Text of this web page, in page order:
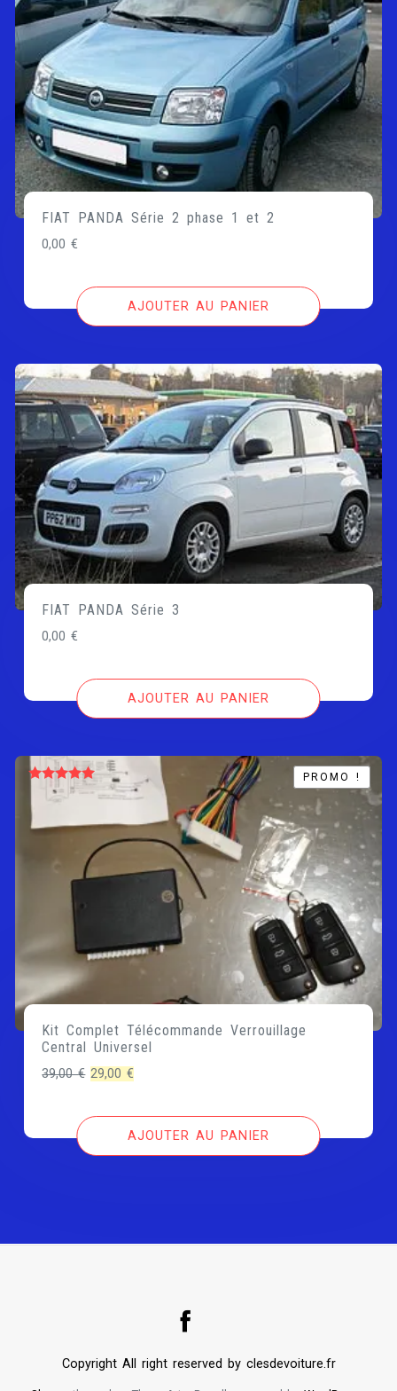
FIAT PANDA Série 2 phase 1 et 2
0,00€
AJOUTER AU PANIER
FIAT PANDA Série 3
0,00€
AJOUTER AU PANIER
Note 5.00
PROMO !
PROMO !
Kit Complet Télécommande Verrouillage
Central Universel
39,00€ Le
initial
29,00€
actuel
est :
AJOUTER AU PANIER
Copyright All right reserved by clesdevoiture.fr